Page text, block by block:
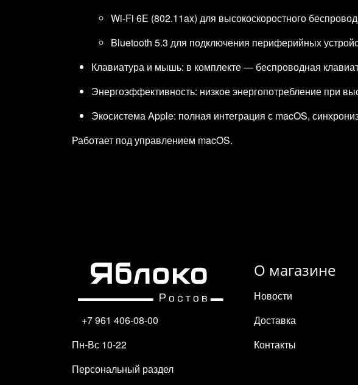
Wi‑Fi 6E (802.11ax) для высокоскоростного
Bluetooth 5.3 для подключения периферийных
Клавиатура и мышь: в комплекте — беспроводная
Энергоэффективность: низкое энергопотребление при
Экосистема Apple: полная интеграция с macOS,
Работает под управлением macOS.
О магазине
Новости
Доставка
Контакты
+7 961 406-08-00
Пн-Вс 10-22
Персональный раздел